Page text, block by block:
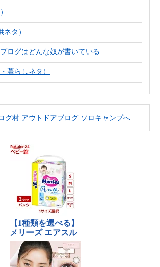
タ）
ログはどんな奴が書いている
暮らしネタ）